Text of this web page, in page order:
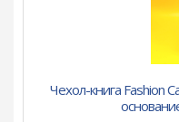
Чехол-книга Fashion